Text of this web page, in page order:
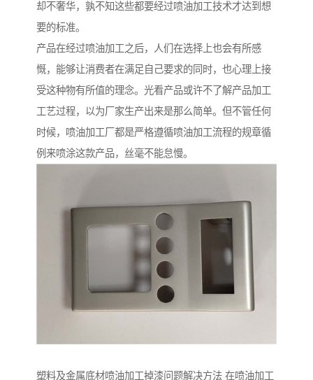
却不奢华，孰不知这些都要经过喷油加工技术才达到想
要的标准。
产品在经过喷油加工之后，人们在选择上也会有所感
慨，能够让消费者在满足自己要求的同时，也心理上接
受这种物有所值的理念。光看产品或许不了解产品加工
工艺过程，以为厂家生产出来是那么简单。但不管任何
时候，喷油加工厂都是严格遵循喷油加工流程的规章循
例来喷涂这款产品，丝毫不能怠慢。
塑料及金属底材喷油加工掉漆问题解决方法 在喷油加工